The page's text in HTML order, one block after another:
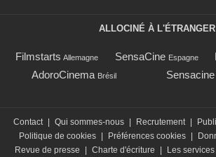
ALLOCINÉ À L'ÉTRANGER
Filmstarts Allemagne SensaCine Espagne
AdoroCinema Brésil
Contact Qui sommes-nous Recrutement
Politique de cookies
Préférences cookies
Revue de presse
Charte d'écriture Les